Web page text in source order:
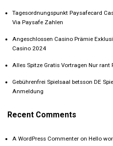
Tagesordnungspunkt Paysafecard
Via Paysafe Zahlen
Angeschlossen Casino Prämie
Casino 2024
Alles Spitze Gratis Vortragen Nur rant
Gebührenfrei Spielsaal betsson DE
Anmeldung
Recent Comments
A WordPress Commenter on Hello